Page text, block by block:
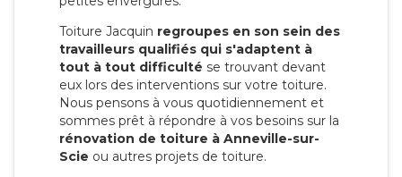
Toiture Jacquin regroupes en son sein des
travailleurs qualifiés qui s'adaptent à
tout à tout difficulté se trouvant devant
eux lors des interventions sur votre toiture.
Nous pensons à vous quotidiennement et
sommes prêt à répondre à vos besoins sur la
rénovation de toiture à Anneville-sur-
Scie ou autres projets de toiture.